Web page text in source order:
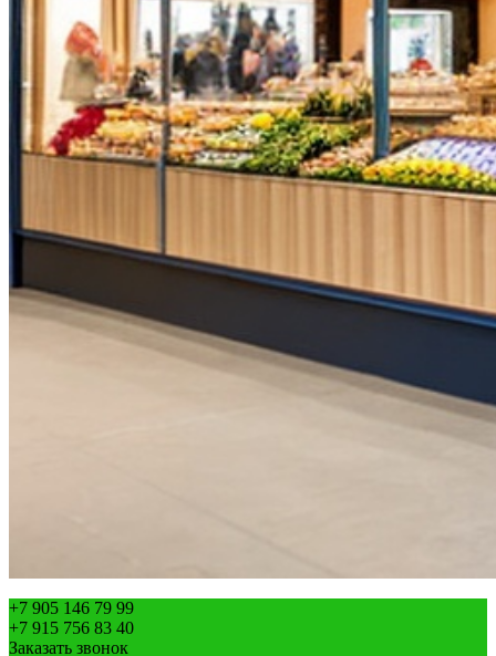
+7 905 146 79 99
+7 915 756 83 40
Заказать звонок